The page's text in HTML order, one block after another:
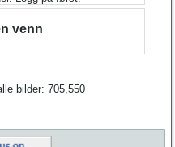
venn
bilder: 705,550